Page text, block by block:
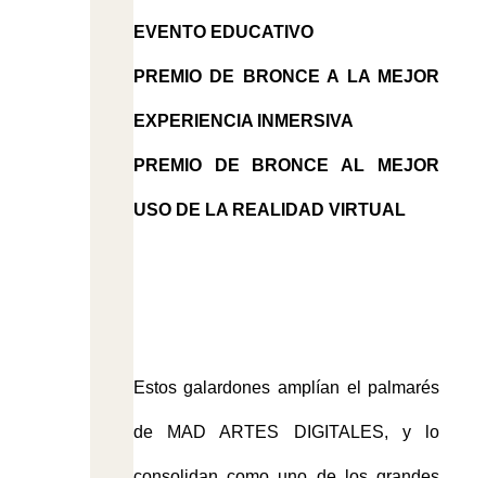
EVENTO EDUCATIVO
PREMIO DE BRONCE A LA MEJOR
EXPERIENCIA INMERSIVA
PREMIO DE BRONCE AL MEJOR
USO DE LA REALIDAD VIRTUAL
Estos galardones amplían el palmarés
de MAD ARTES DIGITALES, y lo